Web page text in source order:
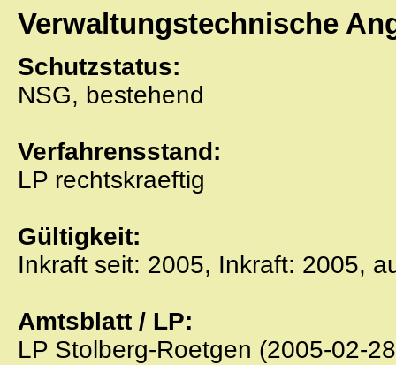
Verwaltungstechnische
Schutzstatus:
NSG, bestehend
Verfahrensstand:
LP rechtskraeftig
Gültigkeit:
Inkraft seit: 2005, Inkraft: 2005,
Amtsblatt / LP:
LP Stolberg-Roetgen (2005-02-